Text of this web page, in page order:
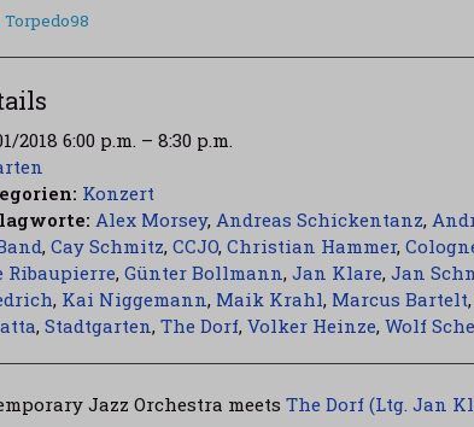
Torpedo98
2018 6:00 p.m. – 8:30 p.m.
Konzert
Alex Morsey, Andreas Schickentanz,
, Cay Schmitz, CCJO, Christian Hammer,
Ribaupierre, Günter Bollmann, Jan Klare, Jan
, Kai Niggemann, Maik Krahl, Marcus Bartelt,
, Stadtgarten, The Dorf, Volker Heinze, Wolf
Jazz Orchestra meets The Dorf (Ltg. Jan